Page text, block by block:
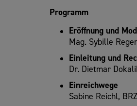
Programm
Eröffnung und
Mag. Sybille
Einleitung und
Dr. Dietmar
Einreichwege
Sabine Reichl, BRZ